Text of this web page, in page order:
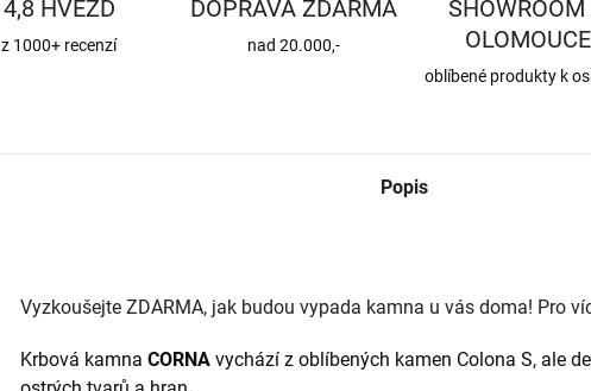
4,8 HVĚZD
z 1000+ recenzí
DOPRAVA ZDARMA
nad 20.000,-
SHOWROOM
OLOMOUCE
oblíbené produkty k
Popis
Vyzkoušejte ZDARMA, jak budou vypada kamna u vás doma! Pro
Krbová kamna CORNA vychází z oblíbených kamen Colona S, ale